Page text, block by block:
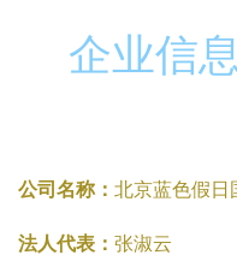
企业信
公司名称： 北京蓝色假日
法人代表： 张淑云